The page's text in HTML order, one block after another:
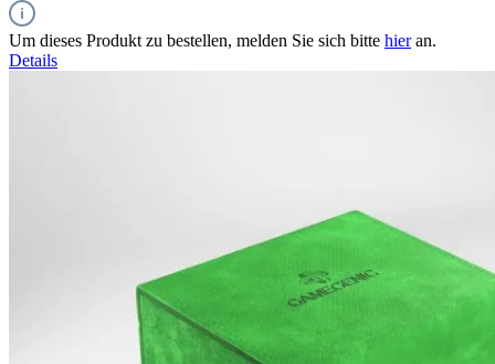
Um dieses Produkt zu bestellen, melden Sie sich bitte hieran.
Details